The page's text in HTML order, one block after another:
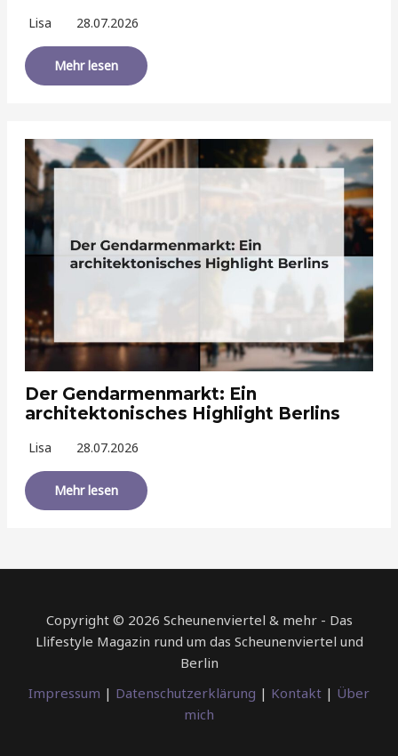
Lisa 28.07.2026
Mehr lesen
Der Gendarmenmarkt: Ein
architektonisches Highlight Berlins
Lisa 28.07.2026
Mehr lesen
Copyright © 2026 Scheunenviertel & mehr - Das
Llifestyle Magazin rund um das Scheunenviertel und
Berlin
Impressum | Datenschutzerklärung | Kontakt | Über
mich